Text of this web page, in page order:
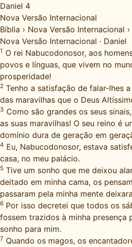
Daniel 4
Nova Versão Internacional
Bíblia › Nova Versão Internacional ›
Nova Versão Internacional · Daniel
1 O rei Nabucodonosor, aos
povos e línguas, que vivem no
prosperidade!
2 Tenho a satisfação de falar-lhes
das maravilhas que o Deus
3 Como são grandes os seus
as suas maravilhas! O seu reino é
domínio dura de geração em
4 Eu, Nabucodonosor, estava
casa, no meu palácio.
5 Tive um sonho que me deixou
deitado em minha cama, os
passaram pela minha mente
6 Por isso decretei que todos os
fossem trazidos à minha presença
sonho para mim.
7 Quando os magos, os